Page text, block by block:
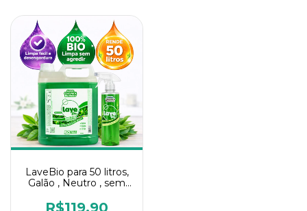
LaveBio para 50 litros,
Galão , Neutro , sem